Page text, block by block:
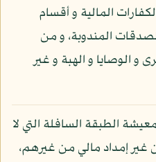
المالية و أقسام
المندوبة، و من
الوصايا و الهبة و غير
الطبقة السافلة التي لا
إمداد مالي من غيرهم،